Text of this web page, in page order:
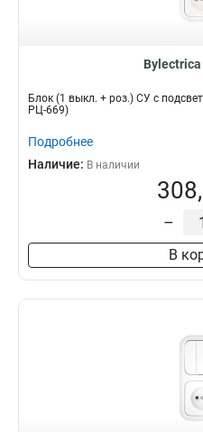
Блок (1 выкл. + роз.) СУ с
РЦ-669)
Подробнее
Наличие: В наличии
–
В